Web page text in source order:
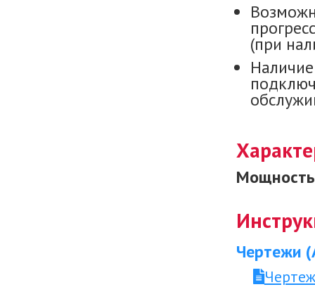
(при
Мощность
Чертежи